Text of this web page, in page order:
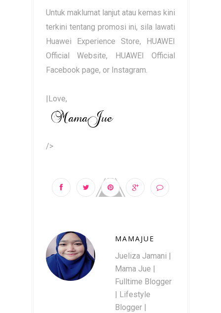
Untuk maklumat lanjut atau kemas kini
terkini tentang promosi ini, sila lawati
Huawei Experience Store, HUAWEI
Official Website, HUAWEI Official
Facebook page, or Instagram.
|Love,
/>
MAMAJUE
Jueliza Jamani |
Mama Jue |
Fulltime Blogger
| Lifestyle
Blogger |